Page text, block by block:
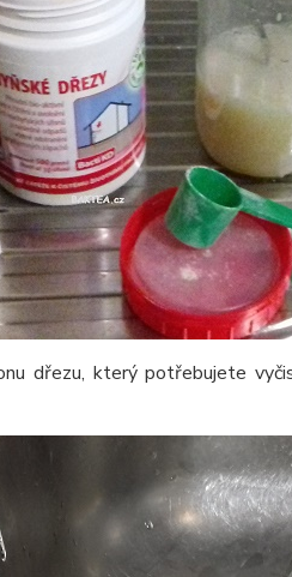
dřezu, který potřebujete